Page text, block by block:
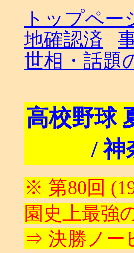
トップペー
地確認済
世相・話題
高校野球
/ 神
※ 第80回
園史上最強
⇒ 決勝ノー